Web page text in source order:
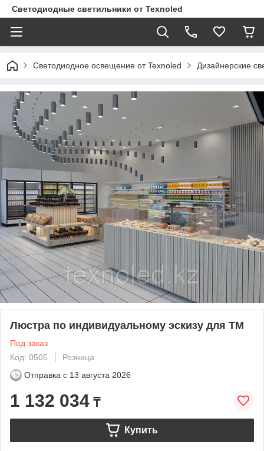
Светодиодные светильники от Texnoled
Светодиодное освещение от Texnoled Дизайнерские
Люстра по индивидуальному эскизу для ТМ
Под заказ
Код: 0505
Розница
Отправка с 13 августа 2026
1 132 034 ₸
Купить